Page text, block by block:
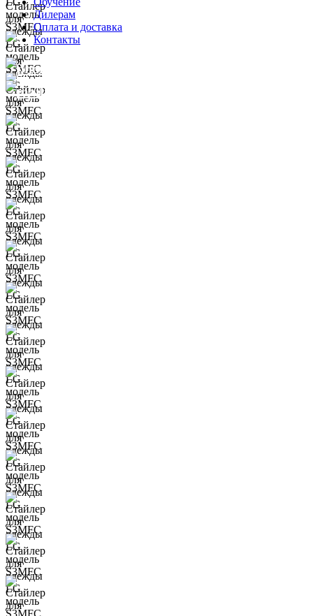
Дилерам
Оплата и доставка
Контакты
info@lg-laundry.com